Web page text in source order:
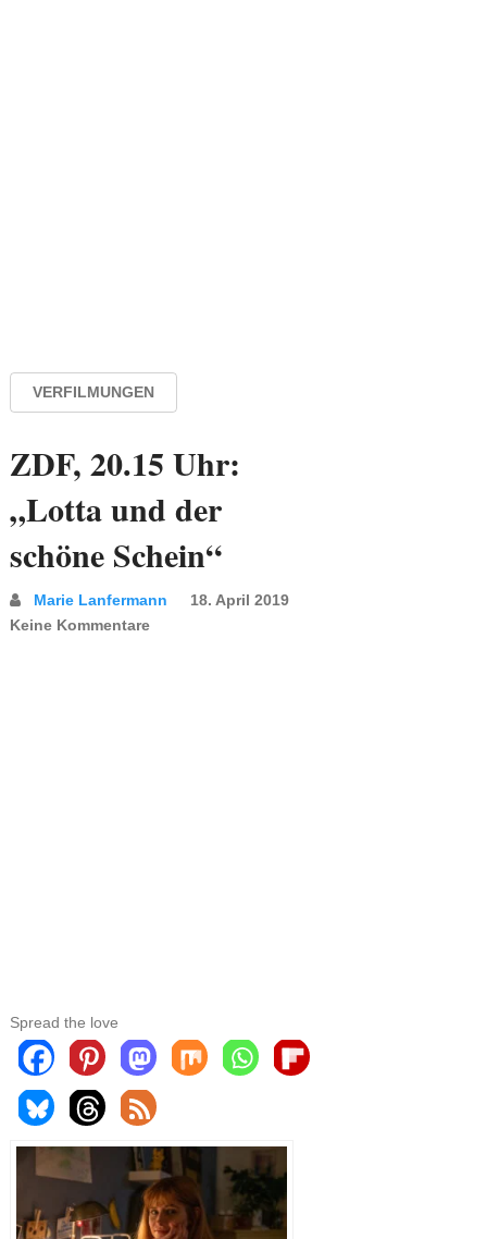
VERFILMUNGEN
ZDF, 20.15 Uhr:
„Lotta und der
schöne Schein“
Marie Lanfermann
18. April 2019
Keine Kommentare
Spread the love